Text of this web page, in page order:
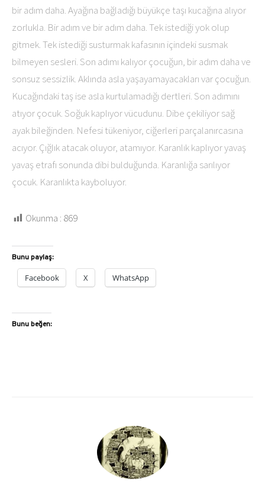
bir adım daha. Ayağına bağladığı büyükçe taşı kucağına alıyor
zorlukla. Bir adım ve bir adım daha. Tek istediği yok olup
gitmek. Tek istediği susturmak kafasının içindeki susmak
bilmeyen sesleri. Son adımı kalıyor çocuğun, bir adım daha ve
sonsuz sessizlik. Aklında asla yaşayamayacakları var çocuğun.
Kucağındaki taş ise asla kurtulamadığı dertleri. Son adımını
atıyor çocuk. Soğuk kaplıyor vücudunu. Dibe çekiliyor sağ
ayak bileğinden. Nefesi tükeniyor, ciğerleri parçalanırcasına
acıyor. Çığlık atacak oluyor, atamıyor. Karanlık kaplıyor yavaş
yavaş etrafı sonunda dibi bulduğunda. Karanlığa sarılıyor
çocuk. Karanlıkta kayboluyor.
Okunma : 869
Bunu paylaş:
Facebook X WhatsApp
Bunu beğen: